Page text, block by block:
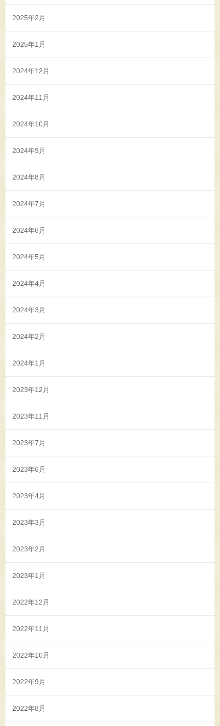
2025年2月
2025年1月
2024年12月
2024年11月
2024年10月
2024年9月
2024年8月
2024年7月
2024年6月
2024年5月
2024年4月
2024年3月
2024年2月
2024年1月
2023年12月
2023年11月
2023年7月
2023年6月
2023年4月
2023年3月
2023年2月
2023年1月
2022年12月
2022年11月
2022年10月
2022年9月
2022年8月